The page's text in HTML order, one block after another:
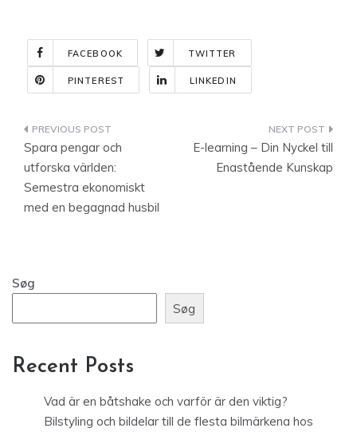
FACEBOOK TWITTER
PINTEREST LINKEDIN
Indlægsnavigation
Spara pengar och
utforska världen:
Semestra ekonomiskt
med en begagnad husbil
E-learning – Din Nyckel till
Enastående Kunskap
Søg
Søg
Recent Posts
Vad är en båtshake och varför är den viktig?
Bilstyling och bildelar till de flesta bilmärkena hos